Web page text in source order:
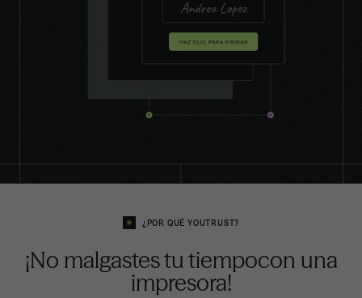
¿POR QUÉ YOUTRUST?
¡No malgastes tu tiempocon una
impresora!